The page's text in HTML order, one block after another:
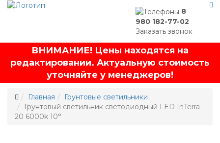
8
980 182-77-02
Заказать звонок
ВНИМАНИЕ! Цены находятся на
редактировании. Актуальную стоимость
уточняйте у менеджеров!
Главная
Грунтовые светильники
Грунтовый светильник светодиодный LED InTerra-
20 6000k 10°